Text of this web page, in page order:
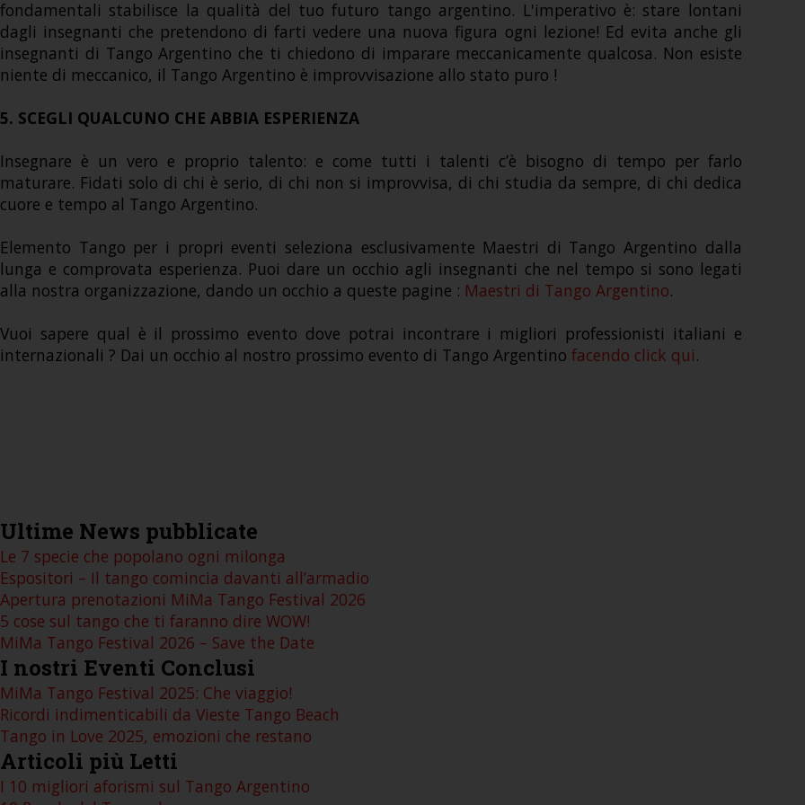
fondamentali stabilisce la qualità del tuo futuro tango argentino. L'imperativo è: stare lontani
dagli insegnanti che pretendono di farti vedere una nuova figura ogni lezione! Ed evita anche gli
insegnanti di Tango Argentino che ti chiedono di imparare meccanicamente qualcosa. Non esiste
niente di meccanico, il Tango Argentino è improvvisazione allo stato puro !
5. SCEGLI QUALCUNO CHE ABBIA ESPERIENZA
Insegnare è un vero e proprio talento: e come tutti i talenti c’è bisogno di tempo per farlo
maturare. Fidati solo di chi è serio, di chi non si improvvisa, di chi studia da sempre, di chi dedica
cuore e tempo al Tango Argentino.
Elemento Tango per i propri eventi seleziona esclusivamente Maestri di Tango Argentino dalla
lunga e comprovata esperienza. Puoi dare un occhio agli insegnanti che nel tempo si sono legati
alla nostra organizzazione, dando un occhio a queste pagine : Maestri di Tango Argentino.
Vuoi sapere qual è il prossimo evento dove potrai incontrare i migliori professionisti italiani e
internazionali ? Dai un occhio al nostro prossimo evento di Tango Argentino facendo click qui.
Ultime News pubblicate
Le 7 specie che popolano ogni milonga
Espositori – Il tango comincia davanti all’armadio
Apertura prenotazioni MiMa Tango Festival 2026
5 cose sul tango che ti faranno dire WOW!
MiMa Tango Festival 2026 – Save the Date
I nostri Eventi Conclusi
MiMa Tango Festival 2025: Che viaggio!
Ricordi indimenticabili da Vieste Tango Beach
Tango in Love 2025, emozioni che restano
Articoli più Letti
I 10 migliori aforismi sul Tango Argentino